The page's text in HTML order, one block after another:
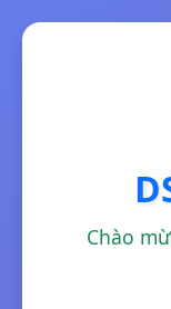
Chào